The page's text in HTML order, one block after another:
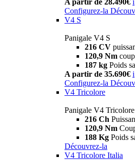
Configurez-la
V4 S
Panigale V4 S
216 CV
120,9 Nm
187 kg Poids
A partir de 35.690€ i
Configurez-la
V4 Tricolore
Panigale V4 Tricolore
216 Ch
120,9 Nm
188 Kg Poids
Découvrez-la
V4 Tricolore Italia